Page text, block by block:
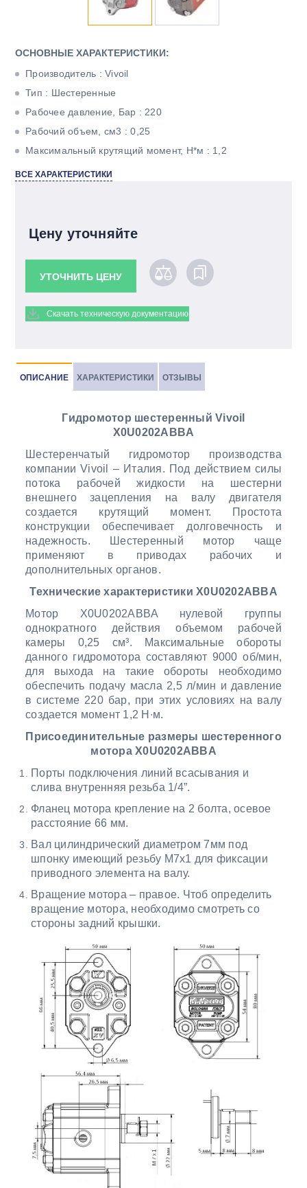
ОСНОВНЫЕ ХАРАКТЕРИСТИКИ:
Производитель : Vivoil
Тип : Шестеренные
Рабочее давление, Бар : 220
Рабочий объем, см3 : 0,25
Максимальный крутящий момент, Н*м : 1,2
Максимальная мощность, кВт : 1
ВСЕ ХАРАКТЕРИСТИКИ
Цену уточняйте
УТОЧНИТЬ ЦЕНУ
Скачать техническую документацию
ОПИСАНИЕ ХАРАКТЕРИСТИКИ ОТЗЫВЫ
Гидромотор шестеренный Vivoil
X0U0202ABBA
Шестеренчатый гидромотор производства
компании Vivoil – Италия. Под действием силы
потока рабочей жидкости на шестерни
внешнего зацепления на валу двигателя
создается крутящий момент. Простота
конструкции обеспечивает долговечность и
надежность. Шестеренный мотор чаще
применяют в приводах рабочих и
дополнительных органов.
Технические характеристики X0U0202ABBA
Мотор X0U0202ABBA нулевой группы
однократного действия объемом рабочей
камеры 0,25 см³. Максимальные обороты
данного гидромотора составляют 9000 об/мин,
для выхода на такие обороты необходимо
обеспечить подачу масла 2,5 л/мин и давление
в системе 220 бар, при этих условиях на валу
создается момент 1,2 Н∙м.
Присоединительные размеры шестеренного
мотора X0U0202ABBA
Порты подключения линий всасывания и
слива внутренняя резьба 1/4”.
Фланец мотора крепление на 2 болта, осевое
расстояние 66 мм.
Вал цилиндрический диаметром 7мм под
шпонку имеющий резьбу М7х1 для фиксации
приводного элемента на валу.
Вращение мотора – правое. Чтоб определить
вращение мотора, необходимо смотреть со
стороны задний крышки.